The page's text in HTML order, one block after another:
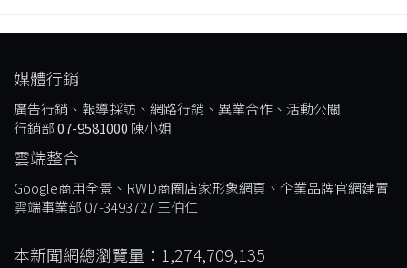
媒體行銷
廣告行銷、報導採訪、網路行銷、異業合作、活動公關
行銷部07-9581000 陳小姐
雲端整合
Google商用全景、RWD商圈店家形象網頁、企業品牌官網建置
雲端事業部 07-3493727 王伯仁
本新聞網總瀏覽量：1,274,709,135